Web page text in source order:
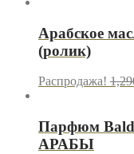
Арабское
(ролик)
Распродажа!
Парфюм
АРАБЫ